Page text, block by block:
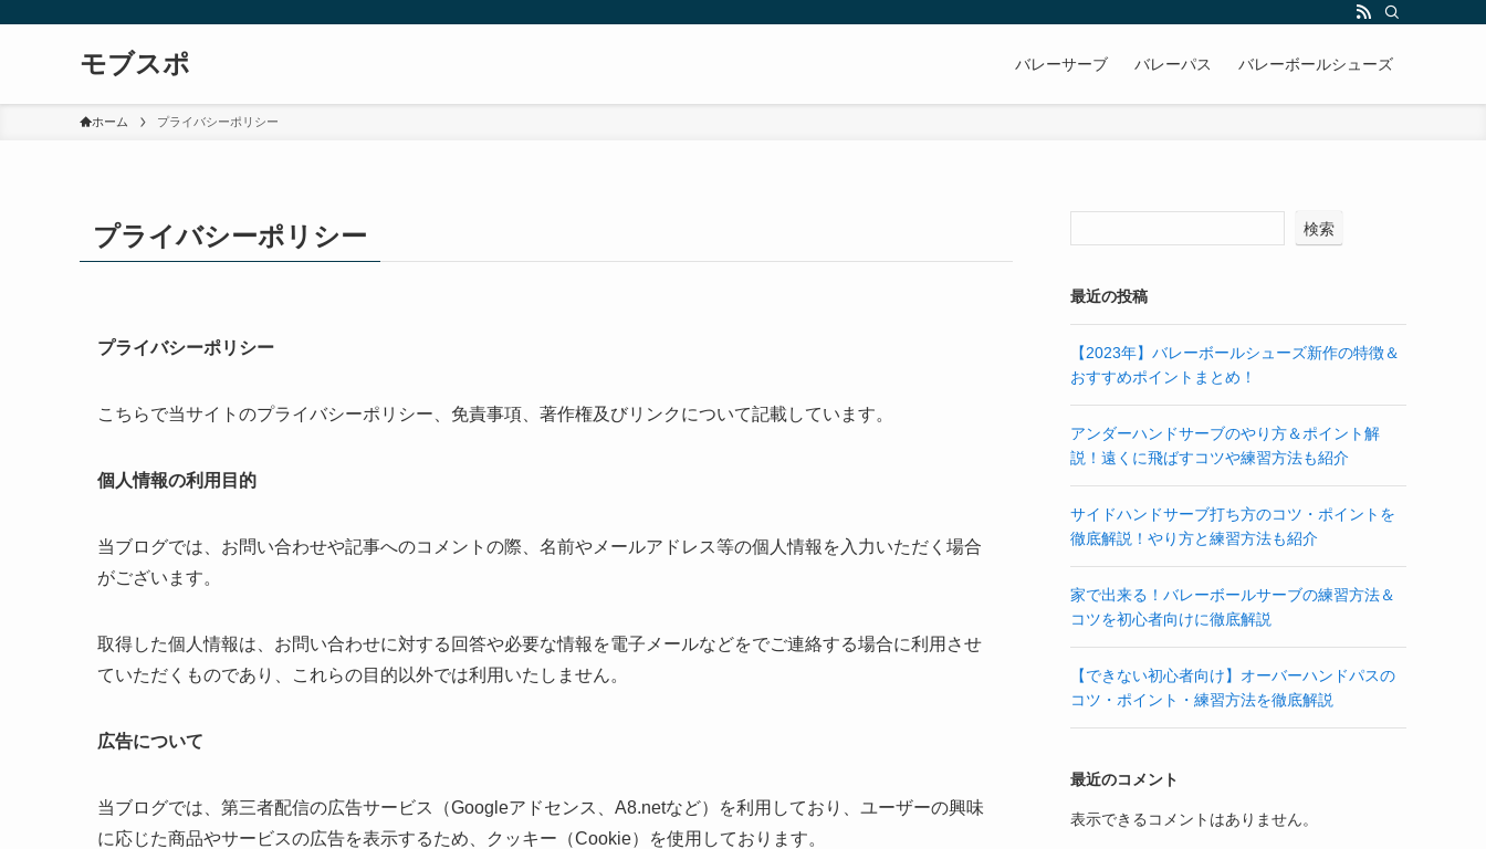
モブスポ バレーサーブ バレーパス バレーボールシューズ
ホーム プライバシーポリシー
プライバシーポリシー
プライバシーポリシー
こちらで当サイトのプライバシーポリシー、免責事項、著作権及びリンクについて記載しています。
個人情報の利用目的
当ブログでは、お問い合わせや記事へのコメントの際、名前やメールアドレス等の個人情報を入力いただく場合
がございます。
取得した個人情報は、お問い合わせに対する回答や必要な情報を電子メールなどをでご連絡する場合に利用させ
ていただくものであり、これらの目的以外では利用いたしません。
広告について
当ブログでは、第三者配信の広告サービス（Googleアドセンス、A8.netなど）を利用しており、ユーザーの興味
に応じた商品やサービスの広告を表示するため、クッキー（Cookie）を使用しております。
検索
最近の投稿
【2023年】バレーボールシューズ新作の特徴＆
おすすめポイントまとめ！
アンダーハンドサーブのやり方＆ポイント解
説！遠くに飛ばすコツや練習方法も紹介
サイドハンドサーブ打ち方のコツ・ポイントを
徹底解説！やり方と練習方法も紹介
家で出来る！バレーボールサーブの練習方法＆
コツを初心者向けに徹底解説
【できない初心者向け】オーバーハンドパスの
コツ・ポイント・練習方法を徹底解説
最近のコメント
表示できるコメントはありません。